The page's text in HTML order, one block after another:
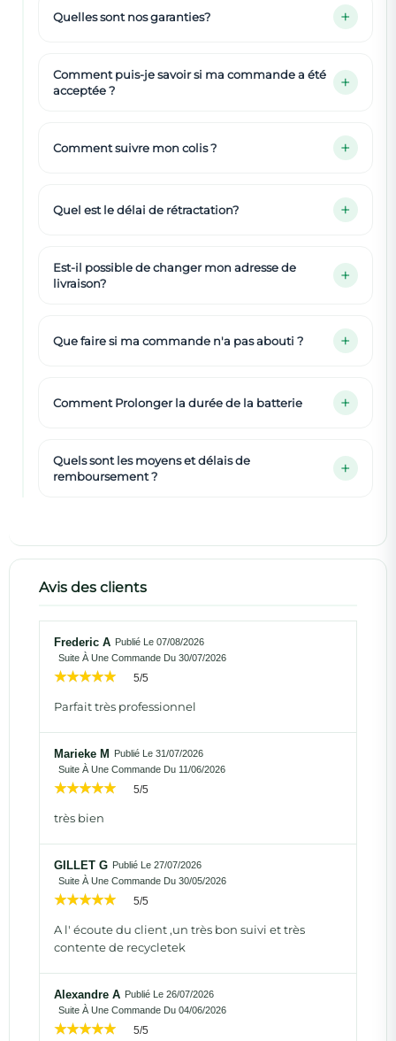
Quelles sont nos garanties?
Comment puis-je savoir si ma commande a été
acceptée ?
Comment suivre mon colis ?
Quel est le délai de rétractation?
Est-il possible de changer mon adresse de
livraison?
Que faire si ma commande n'a pas abouti ?
Comment Prolonger la durée de la batterie
Quels sont les moyens et délais de
remboursement ?
Avis des clients
Frederic A Publié Le 07/08/2026
Suite À Une Commande Du 30/07/2026
5/5
Parfait très professionnel
Marieke M
Publié Le 31/07/2026
Suite À Une Commande Du 11/06/2026
5/5
très bien
GILLET G Publié Le 27/07/2026
Suite À Une Commande Du 30/05/2026
5/5
A l' écoute du client ,un très bon suivi et très
contente de recycletek
Alexandre A Publié Le 26/07/2026
Suite À Une Commande Du 04/06/2026
5/5